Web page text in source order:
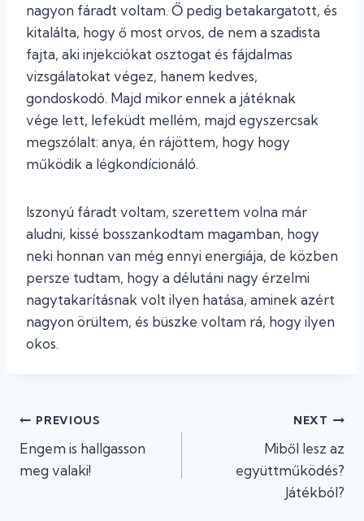
nagyon fáradt voltam. Ő pedig betakargatott, és
kitalálta, hogy ő most orvos, de nem a szadista
fajta, aki injekciókat osztogat és fájdalmas
vizsgálatokat végez, hanem kedves,
gondoskodó. Majd mikor ennek a játéknak
vége lett, lefeküdt mellém, majd egyszercsak
megszólalt: anya, én rájöttem, hogy hogy
működik a légkondícionáló.
Iszonyú fáradt voltam, szerettem volna már
aludni, kissé bosszankodtam magamban, hogy
neki honnan van még ennyi energiája, de közben
persze tudtam, hogy a délutáni nagy érzelmi
nagytakarításnak volt ilyen hatása, aminek azért
nagyon örültem, és büszke voltam rá, hogy ilyen
okos.
Bejegyzés
navigáció
PREVIOUS
Engem is hallgasson
meg valaki!
NEXT
Miből lesz az
együttműködés?
Játékból?